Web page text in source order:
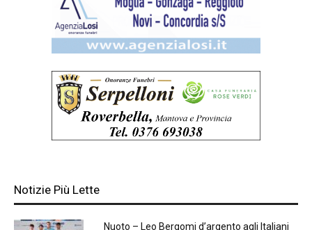
Notizie Più Lette
Nuoto – Leo Bergomi d’argento agli Italiani